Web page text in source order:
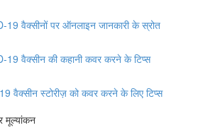
वैक्सीनों पर ऑनलाइन जानकारी के स्रोत
19 वैक्सीन की कहानी कवर करने के टिप्स
वैक्सीन स्टोरीज़ को कवर करने के लिए टिप्स
मूल्यांकन